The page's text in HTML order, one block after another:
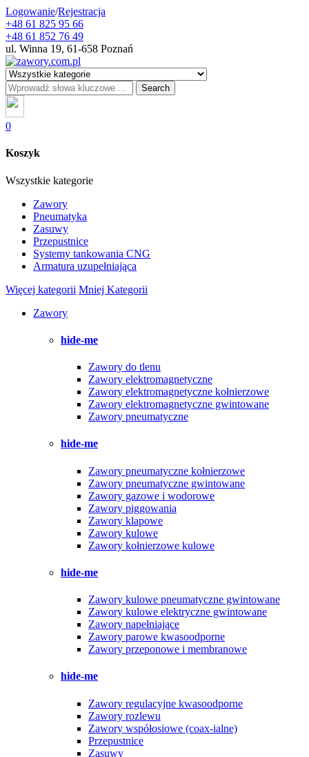
Logowanie/Rejestracja
+48 61 825 95 66
+48 61 852 76 49
ul. Winna 19, 61-658 Poznań
Search
0
Koszyk
Wszystkie kategorie
Zawory
Pneumatyka
Zasuwy
Przepustnice
Systemy tankowania CNG
Armatura uzupełniająca
Więcej kategorii Mniej Kategorii
Zawory
hide-me
Zawory do tlenu
Zawory elektromagnetyczne
Zawory elektromagnetyczne kołnierzowe
Zawory elektromagnetyczne gwintowane
Zawory pneumatyczne
hide-me
Zawory pneumatyczne kołnierzowe
Zawory pneumatyczne gwintowane
Zawory gazowe i wodorowe
Zawory piggowania
Zawory klapowe
Zawory kulowe
Zawory kołnierzowe kulowe
hide-me
Zawory kulowe pneumatyczne gwintowane
Zawory kulowe elektryczne gwintowane
Zawory napełniające
Zawory parowe kwasoodporne
Zawory przeponowe i membranowe
hide-me
Zawory regulacyjne kwasoodporne
Zawory rozlewu
Zawory współosiowe (coax-ialne)
Przepustnice
Zasuwy